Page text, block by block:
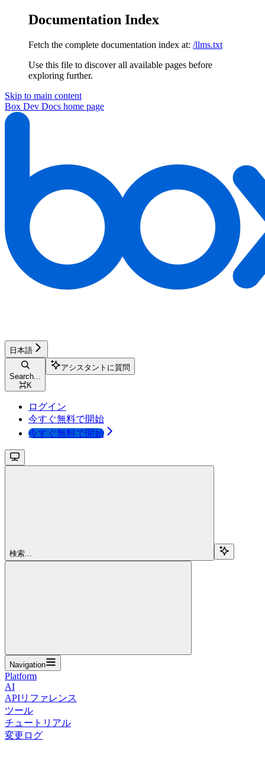
Documentation Index
Fetch the complete documentation index at: /llms.txt
Use this file to discover all available pages before
exploring further.
Skip to main content
Box Dev Docs home page
日本語
Search...
⌘K
アシスタントに質問
ログイン
今すぐ無料で開始
今すぐ無料で開始
検索...
Navigation
Platform
AI
APIリファレンス
ツール
チュートリアル
変更ログ